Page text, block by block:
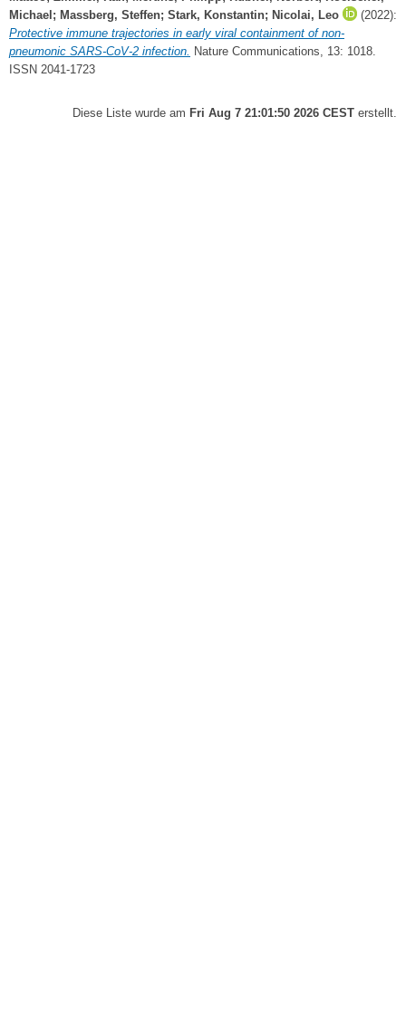
Michael ; Massberg, Steffen; Stark, Konstantin; Nicolai, Leo
(2022):
Protective immune trajectories in early viral containment of non-
pneumonic SARS-CoV-2 infection. Nature Communications, 13: 1018.
ISSN 2041-1723
Diese Liste wurde am Fri Aug 7 21:01:50 2026 CEST erstellt.